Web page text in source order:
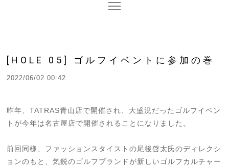
[HOLE 05] ゴルフイベントに参加の巻
2022/06/02 00:42
昨年、TATRAS青山店で開催され、大盛況だったゴルフイベン
トが今年は名古屋店で開催されることになりました。
前回同様、ファッションスタイストの尾後啓太氏のディレクシ
ョンのもと、気鋭のゴルフブランドが新しいゴルフカルチャー